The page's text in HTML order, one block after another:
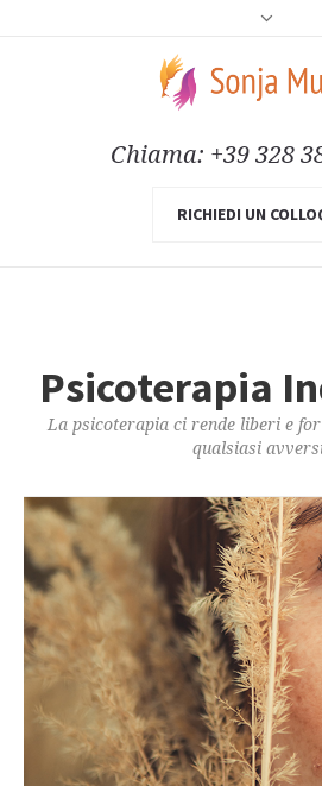
Chiama: +39 328
RICHIEDI UN
Psicoterapia
La psicoterapia ci rende liberi e
qualsiasi